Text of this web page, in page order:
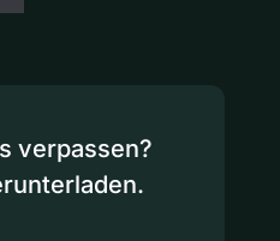
verpassen?